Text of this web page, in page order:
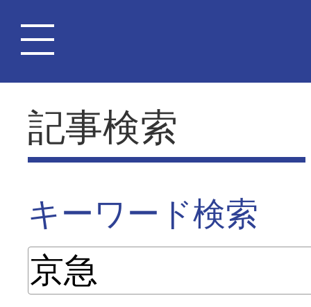
記事検索
キーワード検索